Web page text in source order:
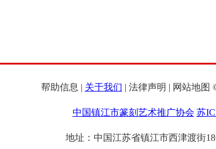
帮助信息 | 关于我们 | 法律声明 | 网站地图
中国镇江市篆刻艺术推广协会 苏
地址：中国江苏省镇江市西津渡街